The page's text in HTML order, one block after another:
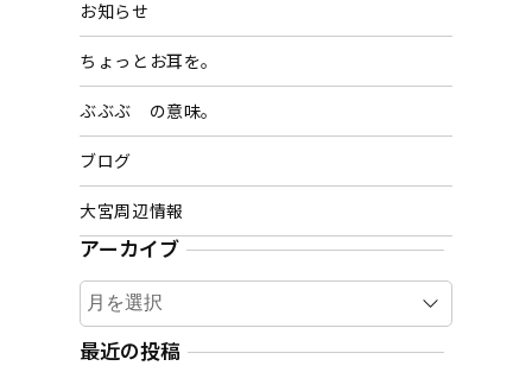
お知らせ
ちょっとお耳を。
ぶぶぶ の意味。
ブログ
大宮周辺情報
アーカイブ
ア
ー
カ
最近の投稿